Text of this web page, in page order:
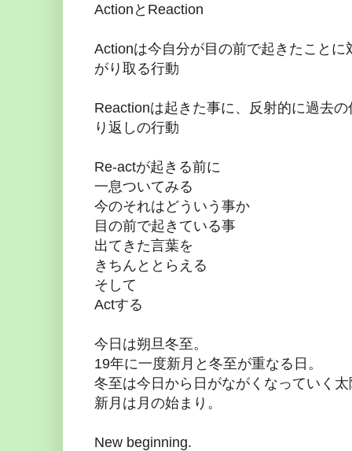
ActionとReaction
Actionは今自分が目の前で起きたこと
がり取る行動
Reactionは起きた事に、反射的に過去
り返しの行動
Re-actが起きる前に
一息ついてみる
今のそれはどういう事か
目の前で起きている事
出てきた言葉を
きちんととらえる
そして
Actする
今日は朔旦冬至。
19年に一度新月と冬至が重なる日。
冬至は今日から日がながくなっていく
新月は月の始まり。
New beginning.